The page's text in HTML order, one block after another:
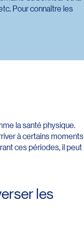
Pour connaître les
la santé physique.
à certains moments
ces périodes, il peut
les